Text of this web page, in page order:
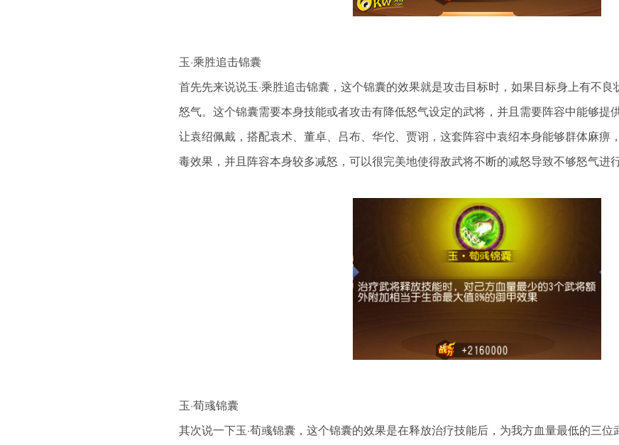
玉·乘胜追击锦囊
首先先来说说玉·乘胜追击锦囊，这个锦囊的效果就是攻击目标时，如果目标身上有不
怒气。这个锦囊需要本身技能或者攻击有降低怒气设定的武将，并且需要阵容中能够提
让袁绍佩戴，搭配袁术、董卓、吕布、华佗、贾诩，这套阵容中袁绍本身能够群体麻痹
毒效果，并且阵容本身较多减怒，可以很完美地使得敌武将不断的减怒导致不够怒气进
玉·荀彧锦囊
其次说一下玉·荀彧锦囊，这个锦囊的效果是在释放治疗技能后，为我方血量最低的三